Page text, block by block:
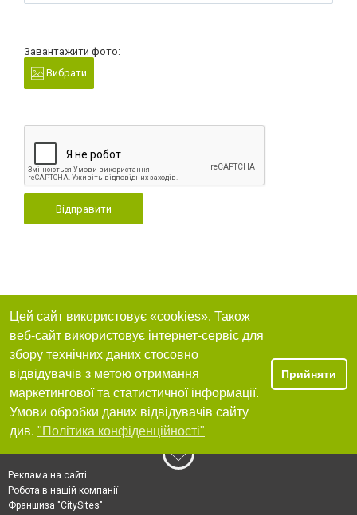
Завантажити фото:
Вибрати
Відправити
Цей сайт використовує «cookies». Також
веб-сайт використовує інтернет-сервіс для
збору технічних даних стосовно
відвідувачів з метою отримання
маркетингової та статистичної інформації.
Умови обробки даних відвідувачів сайту
див. "Політика конфіденційності"
Прийняти
Реклама на сайті
Робота в нашій компанії
Франшиза "CitySites"